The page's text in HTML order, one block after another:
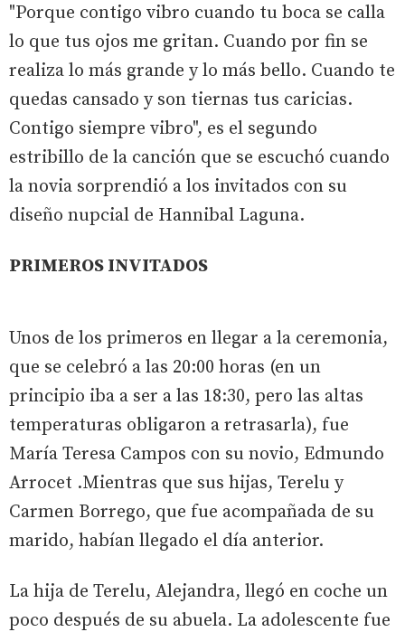
"Porque contigo vibro cuando tu boca se calla
lo que tus ojos me gritan. Cuando por fin se
realiza lo más grande y lo más bello. Cuando te
quedas cansado y son tiernas tus caricias.
Contigo siempre vibro", es el segundo
estribillo de la canción que se escuchó cuando
la novia sorprendió a los invitados con su
diseño nupcial de Hannibal Laguna.
PRIMEROS INVITADOS
Unos de los primeros en llegar a la ceremonia,
que se celebró a las 20:00 horas (en un
principio iba a ser a las 18:30, pero las altas
temperaturas obligaron a retrasarla), fue
María Teresa Campos con su novio, Edmundo
Arrocet .Mientras que sus hijas, Terelu y
Carmen Borrego, que fue acompañada de su
marido, habían llegado el día anterior.
La hija de Terelu, Alejandra, llegó en coche un
poco después de su abuela. La adolescente fue